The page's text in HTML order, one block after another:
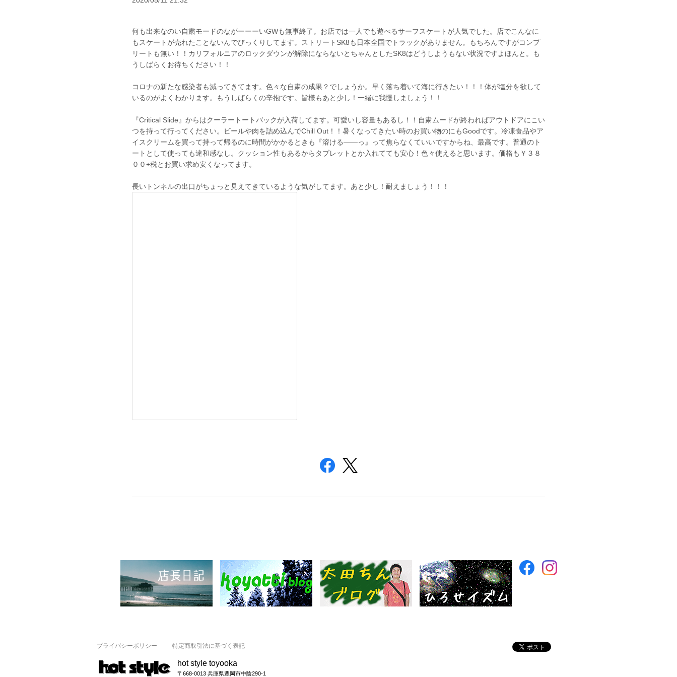
何も出来なのい自粛モードのながーーーいGWも無事終了。お店では一人でも遊べるサーフスケートが人気でした。店でこんなに
もスケートが売れたことないんでびっくりしてます。ストリートSK8も日本全国でトラックがありません。もちろんですがコンプ
リートも無い！！カリフォルニアのロックダウンが解除にならないとちゃんとしたSK8はどうしようもない状況ですよほんと。も
うしばらくお待ちください！！
コロナの新たな感染者も減ってきてます。色々な自粛の成果？でしょうか。早く落ち着いて海に行きたい！！！体が塩分を欲して
いるのがよくわかります。もうしばらくの辛抱です。皆様もあと少し！一緒に我慢しましょう！！
『Critical Slide』からはクーラートートバックが入荷してます。可愛いし容量もあるし！！自粛ムードが終わればアウトドアにこい
つを持って行ってください。ビールや肉を詰め込んでChill Out！！暑くなってきたい時のお買い物のにもGoodです。冷凍食品やア
イスクリームを買って持って帰るのに時間がかかるときも『溶ける――っ』って焦らなくていいですからね、最高です。普通のト
ートとして使っても違和感なし。クッション性もあるからタブレットとか入れてても安心！色々使えると思います。価格も￥３８
００+税とお買い求め安くなってます。
長いトンネルの出口がちょっと見えてきているような気がしてます。あと少し！耐えましょう！！！
プライバシーポリシー 特定商取引法に基づく表記
hot style toyooka
〒668-0013 兵庫県豊岡市中陰290-1